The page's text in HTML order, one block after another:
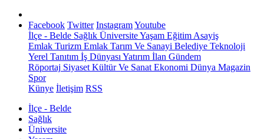
Facebook Twitter InstagramYoutube
İlçe - Belde Sağlık ÜniversiteYaşam Eğitim Asayiş
Emlak Turizm Emlak Tarım Ve Sanayi Belediye Teknoloji
Yerel Tanıtım İş Dünyası Yatırım İlan Gündem
Röportaj Siyaset Kültür Ve Sanat Ekonomi Dünya Magazin
Spor
Künye İletişim RSS
İlçe - Belde
Sağlık
Üniversite